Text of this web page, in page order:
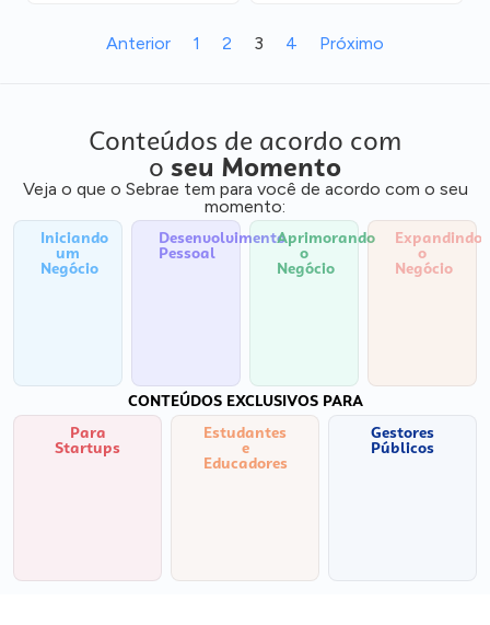
Anterior 1 2 3 4 Próximo
Conteúdos de acordo com
o seu Momento
Veja o que o Sebrae tem para você de acordo com o seu
momento:
Iniciando
um
Negócio
Desenvolvimento
Pessoal
Aprimorando
o
Negócio
Expandindo
o
Negócio
CONTEÚDOS EXCLUSIVOS PARA
Para
Startups
Estudantes
e
Educadores
Gestores
Públicos